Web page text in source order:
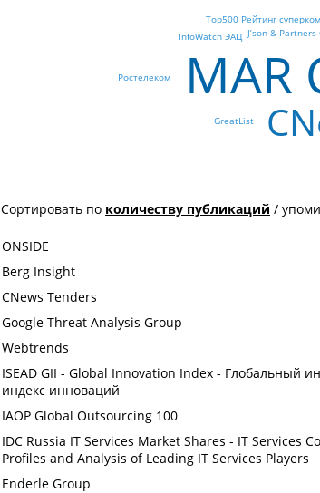
MAR
J’son &
Top500 Рейтинг
Ростелеком
InfoWatch ЭАЦ
GreatList
Сортировать по количеству публикаций /
ONSIDE
Berg Insight
CNews Tenders
Google Threat Analysis Group
Webtrends
ISEAD GII - Global Innovation Index - Глобальный
индекс инноваций
IAOP Global Outsourcing 100
IDC Russia IT Services Market Shares - IT Services
Profiles and Analysis of Leading IT Services Players
Enderle Group